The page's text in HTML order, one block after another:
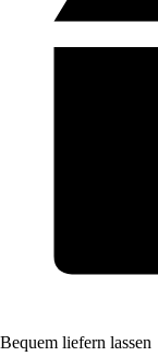
Bequem liefern lassen